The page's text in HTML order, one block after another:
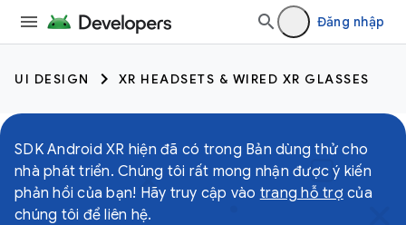
Đăng nhập
UI DESIGN XR HEADSETS & WIRED XR GLASSES
SDK Android XR hiện đã có trong Bản dùng thử cho
nhà phát triển. Chúng tôi rất mong nhận được ý kiến
phản hồi của bạn! Hãy truy cập vào trang hỗ trợcủa
chúng tôi để liên hệ.